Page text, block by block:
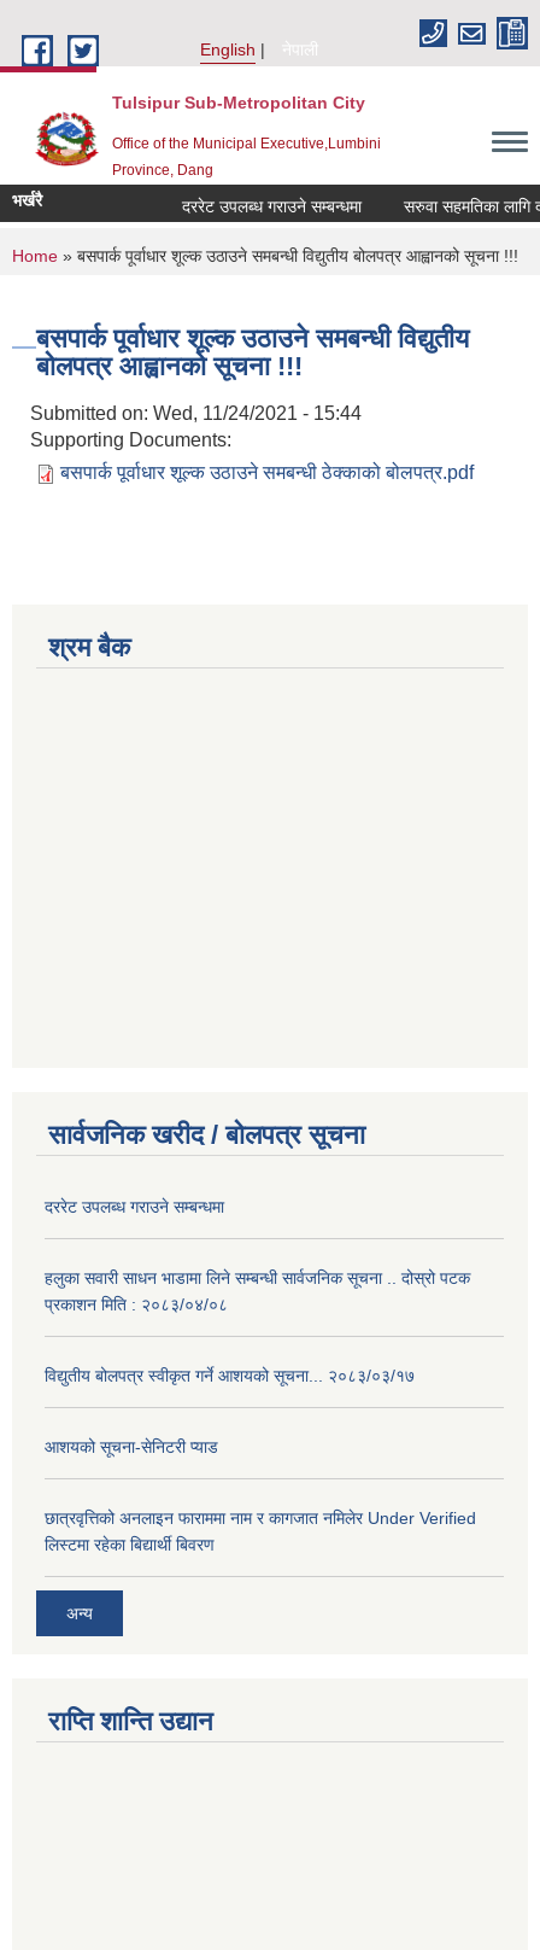
English
नेपाली
Tulsipur Sub-Metropolitan City
Office of the Municipal Executive,Lumbini
Province, Dang
भर्खरै दररेट उपलब्ध गराउने सम्बन्धमा सरुवा सहमतिका लागि
You are here
Home » बसपार्क पूर्वाधार शूल्क उठाउने समबन्धी विद्युतीय बोलपत्र आह्वानको सूचना !!!
बसपार्क पूर्वाधार शूल्क उठाउने समबन्धी विद्युतीय
बोलपत्र आह्वानको सूचना !!!
Submitted on: Wed, 11/24/2021 - 15:44
Supporting Documents:
बसपार्क पूर्वाधार शूल्क उठाउने समबन्धी ठेक्काको बोलपत्र.pdf
श्रम बैक
सार्वजनिक खरीद / बोलपत्र सूचना
दररेट उपलब्ध गराउने सम्बन्धमा
हलुका सवारी साधन भाडामा लिने सम्बन्धी सार्वजनिक सूचना .. दोस्रो पटक
प्रकाशन मिति : २०८३/०४/०८
विद्युतीय बोलपत्र स्वीकृत गर्ने आशयको सूचना... २०८३/०३/१७
आशयको सूचना-सेनिटरी प्याड
छात्रवृत्तिको अनलाइन फाराममा नाम र कागजात नमिलेर Under Verified
लिस्टमा रहेका बिद्यार्थी बिवरण
अन्य
राप्ति शान्ति उद्यान